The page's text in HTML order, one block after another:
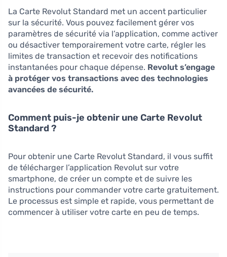
La Carte Revolut Standard met un accent particulier
sur la sécurité. Vous pouvez facilement gérer vos
paramètres de sécurité via l’application, comme activer
ou désactiver temporairement votre carte, régler les
limites de transaction et recevoir des notifications
instantanées pour chaque dépense. Revolut s’engage
à protéger vos transactions avec des technologies
avancées de sécurité.
Comment puis-je obtenir une Carte Revolut
Standard ?
Pour obtenir une Carte Revolut Standard, il vous suffit
de télécharger l’application Revolut sur votre
smartphone, de créer un compte et de suivre les
instructions pour commander votre carte gratuitement.
Le processus est simple et rapide, vous permettant de
commencer à utiliser votre carte en peu de temps.